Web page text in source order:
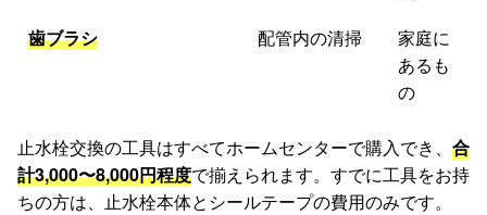
歯ブラシ
配管内の清掃
家庭に
あるも
の
止水栓交換の工具はすべてホームセンターで購入でき、 合
計3,000〜8,000円程度で揃えられます。すでに工具をお持
ちの方は、止水栓本体とシールテープの費用のみです。